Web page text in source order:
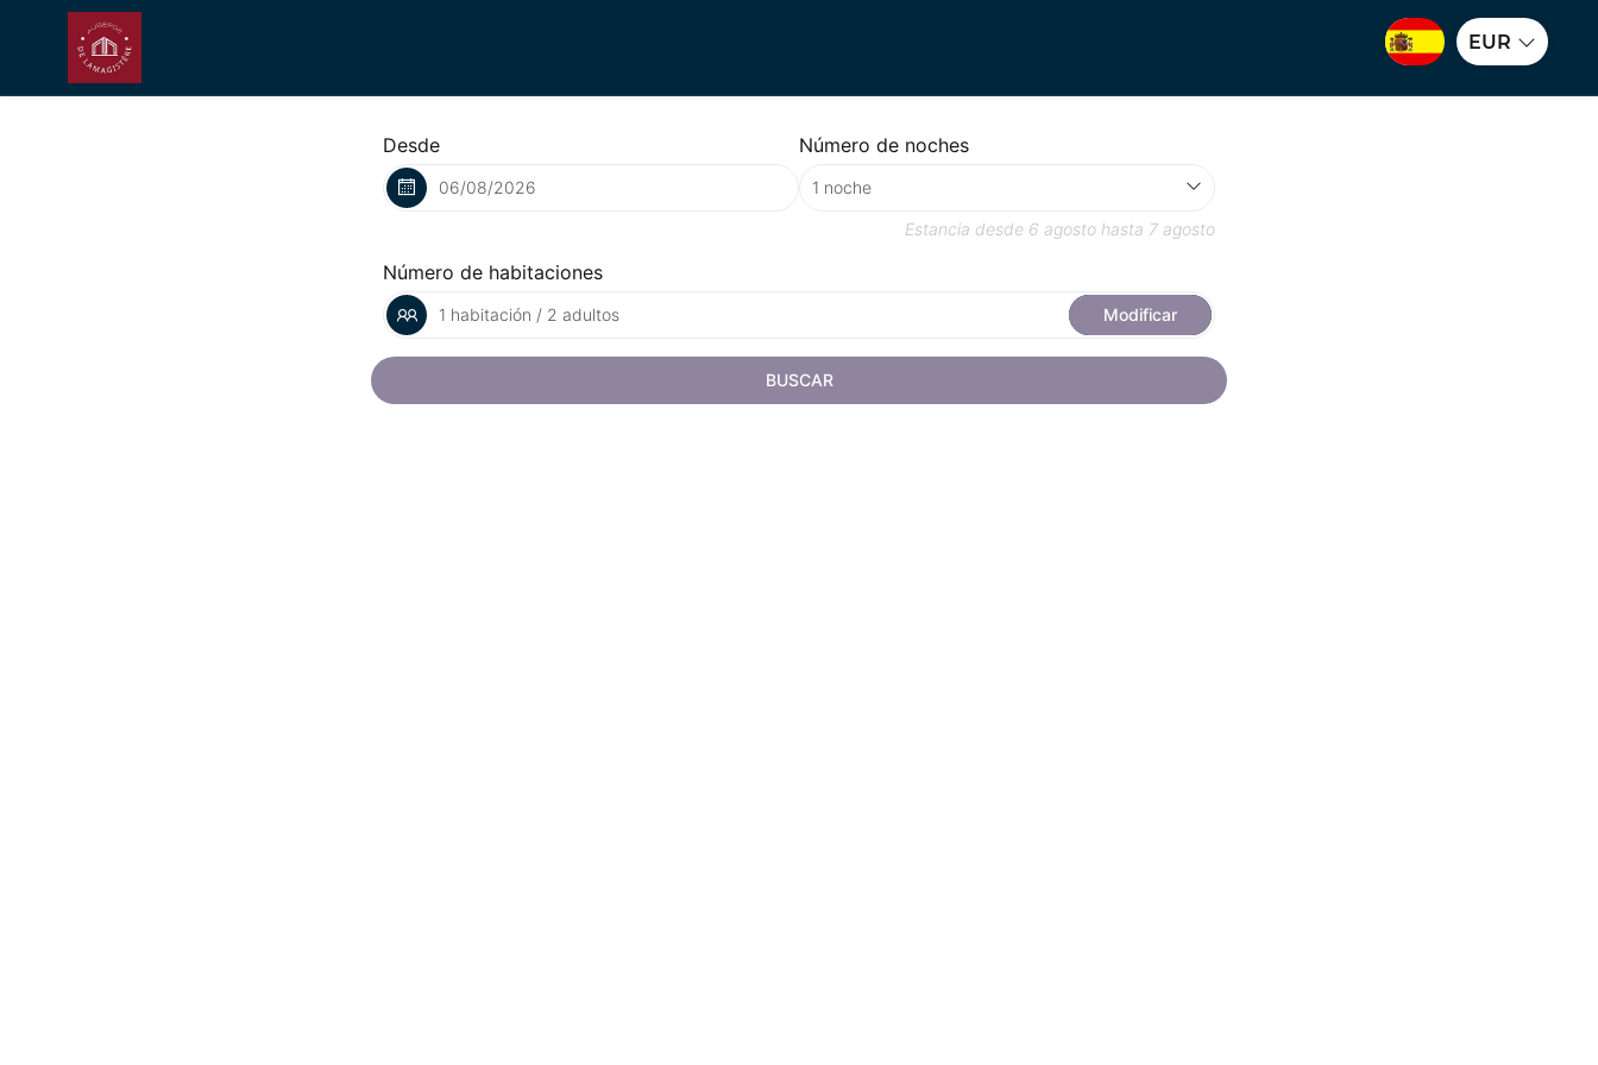
EUR
Desde Número de noches
Estancia desde 6 agosto hasta 7 agosto
Número de habitaciones
1 habitación / 2 adultos Modificar